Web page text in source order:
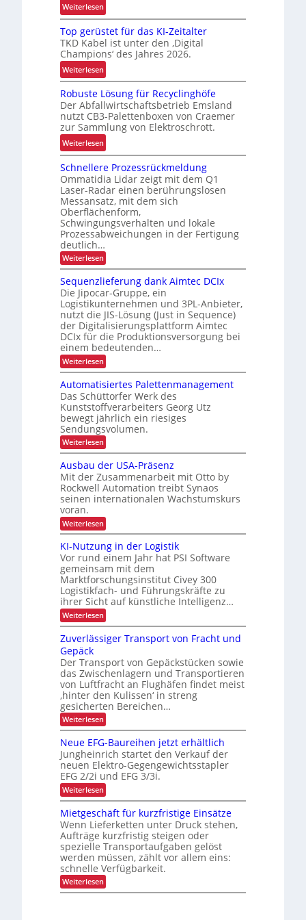
n
g
d
e
r
L
o
g
i
s
t
k
k
a
p
a
z
i
t
ä
t
e
Weiterlesen:
A
u
t
o
m
a
t
i
s
i
e
u
n
g
d
e
r
I
n
t
r
a
l
o
g
i
s
t
i
k
Top gerüstet für das KI-Zeitalter
TKD Kabel ist unter den ‚Digital
Champions‘ des Jahres 2026.
Weiterlesen:
T
o
p
g
e
r
ü
s
t
e
t
f
ü
r
d
a
s
K
-
Z
e
i
t
a
l
t
e
r
Robuste Lösung für Recyclinghöfe
Der Abfallwirtschaftsbetrieb Emsland
nutzt CB3-Palettenboxen von Craemer
zur Sammlung von Elektroschrott.
Weiterlesen:
R
o
b
u
s
t
e
L
ö
s
u
n
g
f
ü
r
R
e
c
y
c
l
i
n
g
h
ö
e
Schnellere Prozessrückmeldung
Ommatidia Lidar zeigt mit dem Q1
Laser-Radar einen berührungslosen
Messansatz, mit dem sich
Oberflächenform,
Schwingungsverhalten und lokale
Prozessabweichungen in der Fertigung
deutlich…
Weiterlesen:
S
c
h
n
e
l
l
e
r
e
P
r
o
z
e
s
s
r
ü
c
m
e
l
d
n
g
Sequenzlieferung dank Aimtec DCIx
Die Jipocar-Gruppe, ein
Logistikunternehmen und 3PL-Anbieter,
nutzt die JIS-Lösung (Just in Sequence)
der Digitalisierungsplattform Aimtec
DCIx für die Produktionsversorgung bei
einem bedeutenden…
Weiterlesen:
S
e
q
u
e
n
z
l
i
e
f
e
r
u
n
d
a
n
k
A
i
m
t
e
c
D
C
I
Automatisiertes Palettenmanagement
Das Schüttorfer Werk des
Kunststoffverarbeiters Georg Utz
bewegt jährlich ein riesiges
Sendungsvolumen.
Weiterlesen:
A
t
o
m
a
i
s
i
e
r
t
e
s
P
a
l
e
t
t
n
m
a
n
a
g
e
m
e
n
t
Ausbau der USA-Präsenz
Mit der Zusammenarbeit mit Otto by
Rockwell Automation treibt Synaos
seinen internationalen Wachstumskurs
voran.
Weiterlesen:
A
s
b
a
u
d
e
r
U
S
A
r
ä
s
e
n
z
KI-Nutzung in der Logistik
Vor rund einem Jahr hat PSI Software
gemeinsam mit dem
Marktforschungsinstitut Civey 300
Logistikfach- und Führungskräfte zu
ihrer Sicht auf künstliche Intelligenz…
Weiterlesen:
K
I
-
u
t
z
u
n
g
i
n
d
e
r
L
o
g
i
t
i
k
Zuverlässiger Transport von Fracht und
Gepäck
Der Transport von Gepäckstücken sowie
das Zwischenlagern und Transportieren
von Luftfracht an Flughäfen findet meist
‚hinter den Kulissen‘ in streng
gesicherten Bereichen…
Weiterlesen:
Z
u
v
e
r
l
ä
s
s
i
g
e
r
T
r
a
n
s
Neue EFG-Baureihen jetzt erhältlich
Jungheinrich startet den Verkauf der
neuen Elektro-Gegengewichtsstapler
EFG 2/2i und EFG 3/3i.
Weiterlesen:
N
u
e
E
F
G
-
B
a
u
Mietgeschäft für kurzfristige Einsätze
Wenn Lieferketten unter Druck stehen,
Aufträge kurzfristig steigen oder
spezielle Transportaufgaben gelöst
werden müssen, zählt vor allem eins:
schnelle Verfügbarkeit.
Weiterlesen:
M